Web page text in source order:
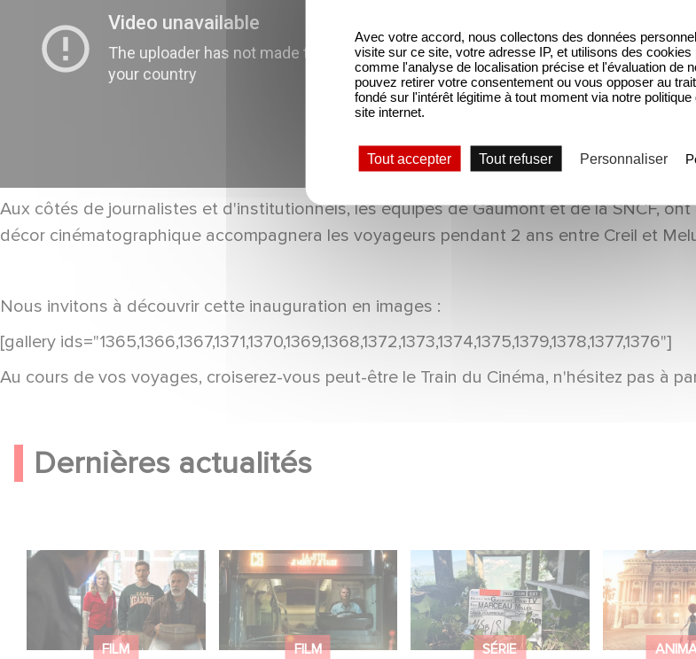
Aux côtés de journalistes et d'institutionnels, les équipes de Gaumont et de la SNCF,
décor cinématographique accompagnera les voyageurs pendant 2 ans entre Creil et
Nous invitons à découvrir cette inauguration en images :
[gallery ids="1365,1366,1367,1371,1370,1369,1368,1372,1373,1374,1375,1379,1378,1377,1376"]
Au cours de vos voyages, croiserez-vous peut-être le Train du Cinéma, n'hésitez pas à
Dernières actualités
FILM
Une nouvelle comédie
avec Baptiste
Lecaplain et José
Garcia en 2027 !
FILM
Une date de sortie
pour le nouveau film
de Franck Dubosc
SÉRIE
Le tournage de la
mini-série Le Roman
de Marceau Miller a
débuté
Gaumont
Hero
suite de
Avec votre accord, nous collectons des données
visite sur ce site, votre adresse IP, et utilisons des cookies
comme l'analyse de localisation précise et l'évaluation de
pouvez retirer votre consentement ou vous opposer au
fondé sur l'intérêt légitime à tout moment via notre
site internet.
Tout accepter Tout refuser Personnaliser